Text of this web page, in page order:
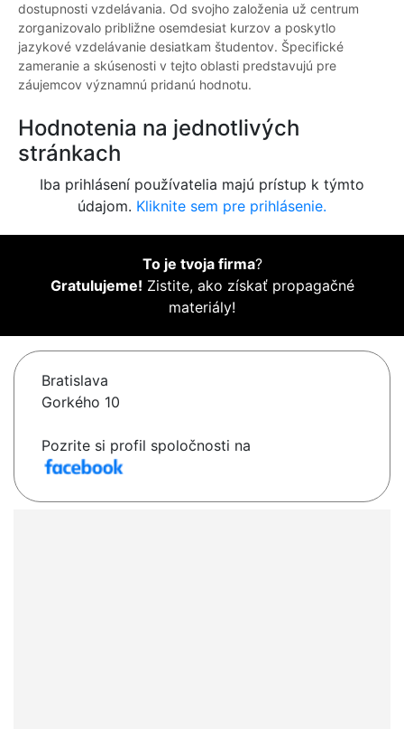
dostupnosti vzdelávania. Od svojho založenia už centrum
zorganizovalo približne osemdesiat kurzov a poskytlo
jazykové vzdelávanie desiatkam študentov. Špecifické
zameranie a skúsenosti v tejto oblasti predstavujú pre
záujemcov významnú pridanú hodnotu.
Hodnotenia na jednotlivých
stránkach
Iba prihlásení používatelia majú prístup k týmto
údajom. Kliknite sem pre prihlásenie.
To je tvoja firma?
Gratulujeme! Zistite, ako získať propagačné
materiály!
Bratislava
Gorkého 10
Pozrite si profil spoločnosti na